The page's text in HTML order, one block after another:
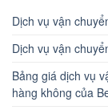
Dịch vụ vận
Dịch vụ vận
Bảng giá dịch vụ
hàng không của